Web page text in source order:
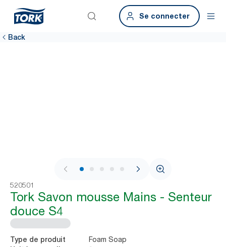
Se connecter
Back
1 / 7
520501
Tork Savon mousse Mains - Senteur
douce S4
Type de produit Foam Soap